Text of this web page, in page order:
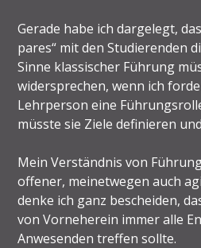
Gerade habe ich dargelegt,
pares“ mit den Studierenden
Sinne klassischer Führung
widersprechen, wenn ich
Lehrperson eine
müsste sie Ziele definieren
Mein Verständnis von
offener, meinetwegen auch
denke ich ganz bescheiden,
von Vorneherein immer alle
Anwesenden treffen sollte.